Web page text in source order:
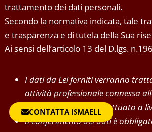
trattamento dei dati personali.
Secondo la normativa indicata, tale
e trasparenza e di tutela della Sua
Ai sensi dell’articolo 13 del D.lgs.
I dati da Lei forniti verranno
attività professionale connessa
Il trattamento sarà effettuato a
Il conferimento dei dati è
CONTATTA ISMAELL